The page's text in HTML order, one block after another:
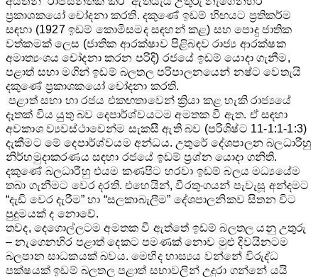
ප්‍රකාශකයෝ චෝදනා කරති. දකුණේ ඉඩම් හිඟයට ප්‍රතිකර්ම
සඳහා (1927 ඉඩම් කොමිසමද සඳහන් කළ) සහ ‍පොදු ජාතික
වත්කමක් ලෙස (ජාතික ආරක්ෂාව පිළිබඳව රාජ්‍ය ආරක්ෂක
අමාත්‍යංශය චෝදනා කරන පරිදි) රජයේ ඉඩම් යොදා ගැනීම,
පළාත් සභා මගින් ඉඩම් බලතල පරිපාලනයෙන් නෂ්ට වෙතැයි
දකුණේ ප්‍රකාශකයෝ චෝදනා කරති.
පළාත් සභා හා රජය එකඟතාවෙන් ක්‍රියා කළ හැකි රාජ්‍යයේ
දෑතක් විය යුතු බව දෙපාර්ශ්වයටම අමතක වී ඇත. ඒ සඳහා
අවකාශ ව්‍යවස්ථාවෙන්ම සැකසී ඇති බව (පරිශිෂ්ට 11-1:1-1:3)
දැකීමට මේ දෙපාර්ශ්වයම අන්ධය. උතුරේ දේශපාලන බලධාරීහු
නිර්හමුදාකරණය සඳහා රජයේ ඉඩම් ප්‍රශ්න යොදා ගනිති.
දකුණේ බලධාරීහු එයම කණපිට හරවා ඉඩම් බලය මධ්‍යයේම
තබා ගැනීමට වෙර දරති. එහෙයින්, වීරතුංගයන් පැවැසූ අන්දමට
“දැඩි වෙර දැරීම” හා “සලකාබැලීම” දේශපාලනිකව සිතන විට
පුදුමයක් ද නොවේ.
තවද, දෙගොල්ලටම අමතක වී ඇත්තේ ඉඩම් බලතල යනු උතුරු
– නැගෙනහිර පළාත් දෙකට පමණක් නොව මුළු දිවයිනටම
බලපාන සාධකයක් බවය. මෙහිද හාස්‍යය වන්නේ විරුද්ධ
පක්ෂයක් ඉඩම් බලතල පළාත් සභාවලින් උදුරා ගන්නේ යයි